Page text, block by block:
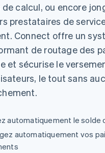
calcul, ou encore
prestataires de
Connect offre un
de routage des
et sécurise le
le tout sans
automatiquement le solde
automatiquement vos